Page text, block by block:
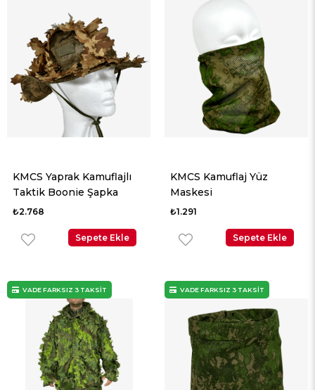
KMCS Yaprak Kamuflajlı
Taktik Boonie Şapka
₺2.768
Sepete Ekle
KMCS Kamuflaj Yüz
Maskesi
₺1.291
Sepete Ekle
VADE FARKSIZ 3 TAKSİT VADE FARKSIZ 3 TAKSİT